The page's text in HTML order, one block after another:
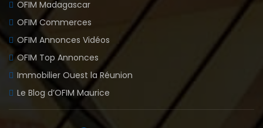
OFIM Madagascar
OFIM Commerces
OFIM Annonces Vidéos
OFIM Top Annonces
Immobilier Ouest la Réunion
Le Blog d’OFIM Maurice